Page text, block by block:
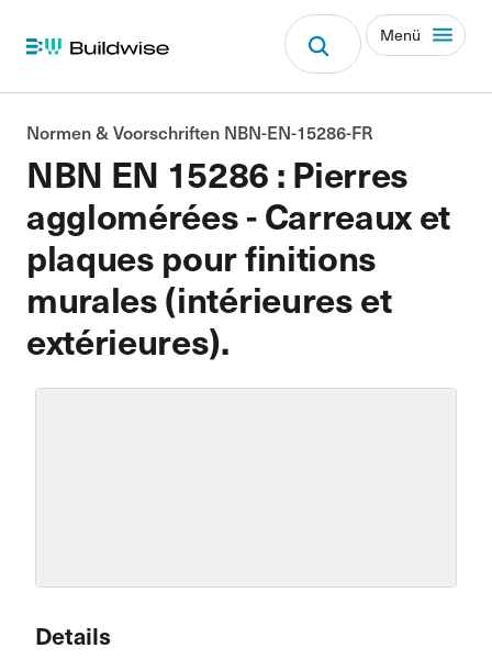
Menü
NBN EN 15286 : Pierres
agglomérées - Carreaux et
plaques pour finitions
murales (intérieures et
extérieures).
Normen & Voorschriften NBN-EN-15286-FR
Details